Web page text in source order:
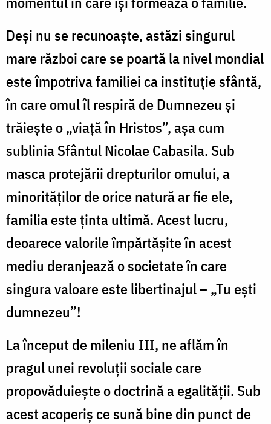
Deși nu se recunoaște, astăzi singurul
mare război care se poartă la nivel mondial
este împotriva familiei ca instituție sfântă,
în care omul îl respiră de Dumnezeu și
trăiește o „viață în Hristos”, așa cum
sublinia Sfântul Nicolae Cabasila. Sub
masca protejării drepturilor omului, a
minorităților de orice natură ar fie ele,
familia este ținta ultimă. Acest lucru,
deoarece valorile împărtășite în acest
mediu deranjează o societate în care
singura valoare este libertinajul – „Tu ești
dumnezeu”!
La început de mileniu III, ne aflăm în
pragul unei revoluții sociale care
propovăduiește o doctrină a egalității. Sub
acest acoperiș ce sună bine din punct de